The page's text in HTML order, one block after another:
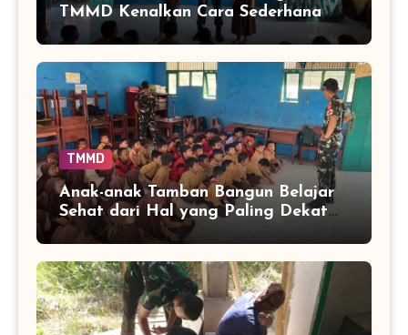
TMMD Kenalkan Cara Sederhana
Mencegah Penyakit Sejak Dini
TMMD
Anak-anak Tamban Bangun Belajar
Sehat dari Hal yang Paling Dekat
dengan Keseharian